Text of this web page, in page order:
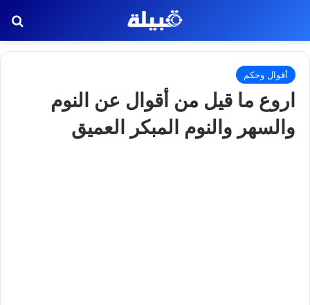
أقوال وحكم
اروع ما قيل من أقوال عن النوم
والسهر والنوم المبكر العميق